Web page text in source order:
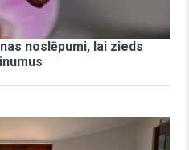
noslēpumi, lai zieds